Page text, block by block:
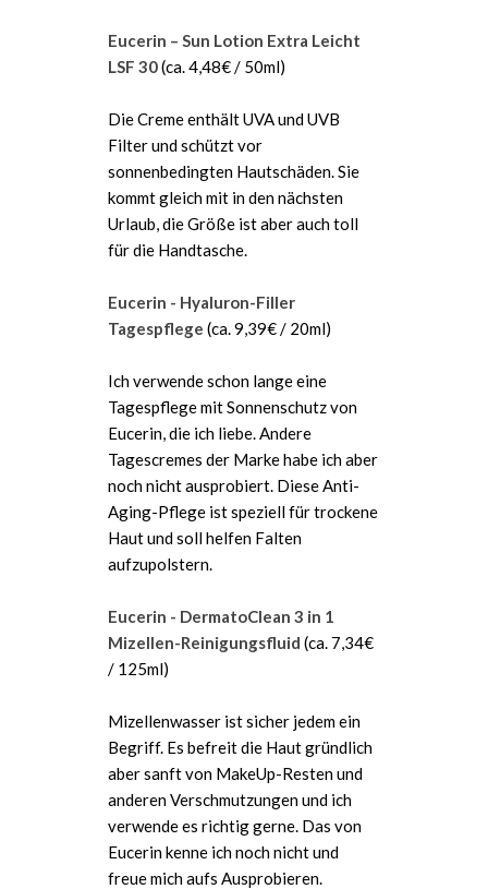
Eucerin – Sun Lotion Extra Leicht
LSF 30(ca. 4,48€ / 50ml)
Die Creme enthält UVA und UVB
Filter und schützt vor
sonnenbedingten Hautschäden. Sie
kommt gleich mit in den nächsten
Urlaub, die Größe ist aber auch toll
für die Handtasche.
Eucerin - Hyaluron-Filler
Tagespflege (ca. 9,39€ / 20ml)
Ich verwende schon lange eine
Tagespflege mit Sonnenschutz von
Eucerin, die ich liebe. Andere
Tagescremes der Marke habe ich aber
noch nicht ausprobiert. Diese Anti-
Aging-Pflege ist speziell für trockene
Haut und soll helfen Falten
aufzupolstern.
Eucerin - DermatoClean 3 in 1
Mizellen-Reinigungsfluid (ca. 7,34€
/ 125ml)
Mizellenwasser ist sicher jedem ein
Begriff. Es befreit die Haut gründlich
aber sanft von MakeUp-Resten und
anderen Verschmutzungen und ich
verwende es richtig gerne. Das von
Eucerin kenne ich noch nicht und
freue mich aufs Ausprobieren.